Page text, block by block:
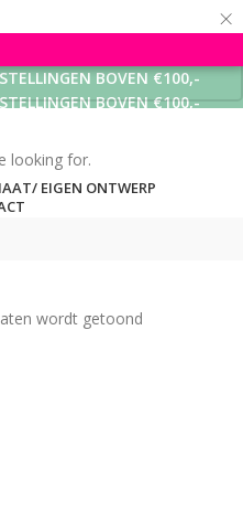
×
BOVEN €100,-
BOVEN €100,-
BOVEN €100,-
EIGEN ONTWERP
wordt getoond
looking for.